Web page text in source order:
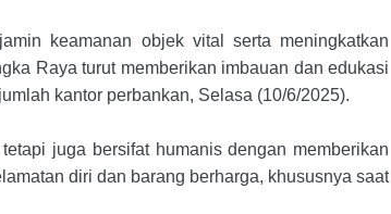
keamanan objek vital serta meningkatkan
Raya turut memberikan imbauan dan edukasi
kantor perbankan, Selasa (10/6/2025).
juga bersifat humanis dengan memberikan
diri dan barang berharga, khususnya saat